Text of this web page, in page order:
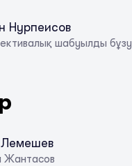
Нурпеисов
шабуылды бұзу
Жантасов